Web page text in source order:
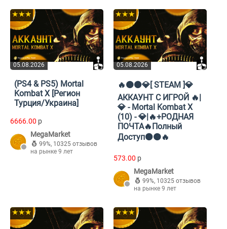
05.08.2026
★★★
(PS4 & PS5) Mortal
Kombat X [Регион
Турция/Украина]
6666.00 p
MegaMarket
99%, 10325 отзывов
на рынке 9 лет
05.08.2026
★★★
🔥🟠⚫💎[ STEAM ]💎
АККАУНТ С ИГРОЙ 🔥|
💎 - Mortal Kombat X
(10) - 💎|🔥+РОДНАЯ
ПОЧТА🔥Полный
Доступ⚫🟠🔥
573.00 p
MegaMarket
99%, 10325 отзывов
на рынке 9 лет
★★★ ★★★